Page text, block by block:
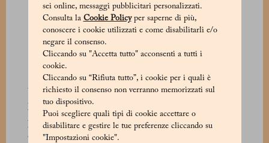
sei online, messaggi pubblicitari personalizzati.
Consulta la Cookie Policyper saperne di più,
conoscere i cookie utilizzati e come disabilitarli e/o
negare il consenso.
Cliccando su "Accetta tutto" acconsenti a tutti i
cookie.
Cliccando su “Rifiuta tutto”, i cookie per i quali è
richiesto il consenso non verranno memorizzati sul
tuo dispositivo.
Puoi scegliere quali tipi di cookie accettare o
disabilitare e gestire le tue preferenze cliccando su
"Impostazioni cookie".
scioglievolezza accarezza il palato
esaltata dal rituale dello zucchero
a velo.
Nel laboratorio Marchesi 1824 ogni fase di
lavorazione del pandoro è calibrata con
precisione per garantire equilibrio e armonia,
dalla maturazione del lievito madre ai tempi di